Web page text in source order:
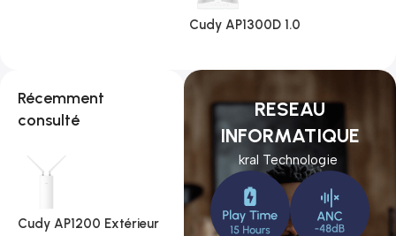
Récemment
consulté
Cudy AP1200 Extérieur
RESEAU
INFORMATIQUE
kral Technologie
Cudy AP1300D 1.0